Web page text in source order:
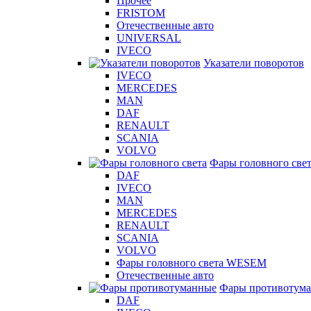
FRISTOM
Отечественные авто
UNIVERSAL
IVECO
Указатели поворотов
IVECO
MERCEDES
MAN
DAF
RENAULT
SCANIA
VOLVO
Фары головного
DAF
IVECO
MAN
MERCEDES
RENAULT
SCANIA
VOLVO
Фары головного света WESEM
Отечественные авто
Фары
DAF